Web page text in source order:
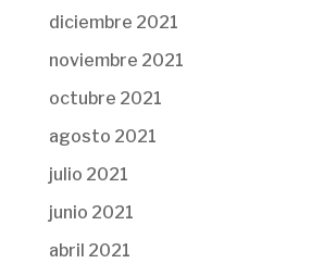
diciembre 2021
noviembre 2021
octubre 2021
agosto 2021
julio 2021
junio 2021
abril 2021